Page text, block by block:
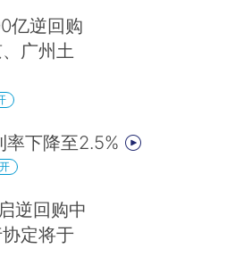
亿逆回购
广州土
率下降至2.5%
逆回购中
定将于